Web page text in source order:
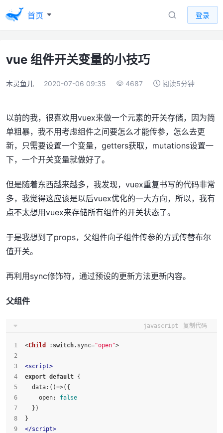
首页 登录
vue 组件开关变量的小技巧
木灵鱼儿 2020-07-06 09:35 4687 阅读5分钟
以前的我，很喜欢用vuex来做一个元素的开关存储，因为简
单粗暴，我不用考虑组件之间要怎么才能传参，怎么去更
新，只需要设置一个变量，getters获取，mutations设置一
下，一个开关变量就做好了。
但是随着东西越来越多，我发现，vuex重复书写的代码非常
多，我觉得这应该是以后vuex优化的一大方向，所以，我有
点不太想用vuex来存储所有组件的开关状态了。
于是我想到了props，父组件向子组件传参的方式传替布尔
值开关。
再利用sync修饰符，通过预设的更新方法更新内容。
父组件
javascript 复制代码
<Child : switch. sync="open">
<script>
export default {
data: ()=>({
open: false
  })
}
</script>